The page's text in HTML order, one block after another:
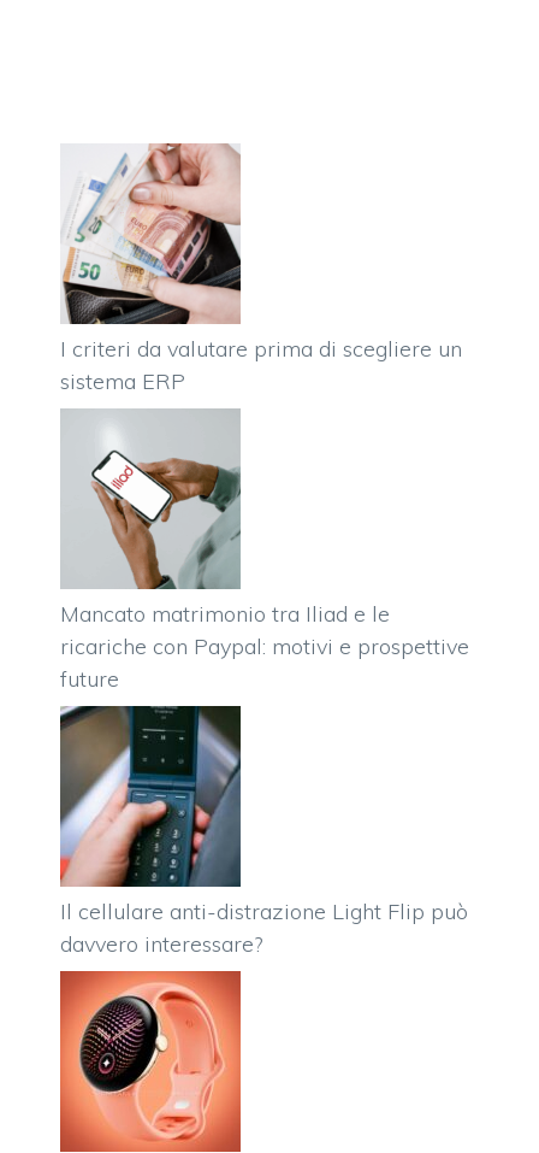
I criteri da valutare prima di scegliere un
sistema ERP
Mancato matrimonio tra Iliad e le
ricariche con Paypal: motivi e prospettive
future
Il cellulare anti-distrazione Light Flip può
davvero interessare?